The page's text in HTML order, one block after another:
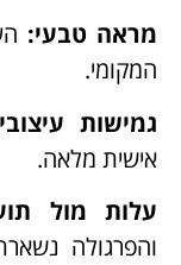
מראה טבעי:
המקומי.
גמישות
אישית מלאה.
עלות מול
והפרגולה